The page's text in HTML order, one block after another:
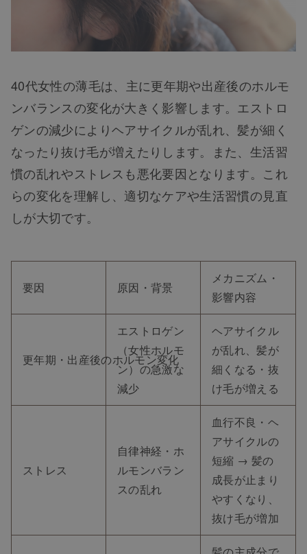
40代女性の薄毛は、主に更年期や出産後のホルモ
ンバランスの変化が大きく影響します。エストロ
ゲンの減少によりヘアサイクルが乱れ、髪が細く
なったり抜け毛が増えたりします。また、生活習
慣の乱れやストレスも悪化要因となります。これ
らの変化を理解し、適切なケアや生活習慣の見直
しが大切です。
要因 原因・背景
メカニズム・
影響内容
更年期・出産後のホルモン変化
エストロゲン
（女性ホルモ
ン）の急激な
減少
ヘアサイクル
が乱れ、髪が
細くなる・抜
け毛が増える
ストレス
自律神経・ホ
ルモンバラン
スの乱れ
血行不良・ヘ
アサイクルの
短縮 → 髪の
成長が止まり
やすくなり、
抜け毛が増加